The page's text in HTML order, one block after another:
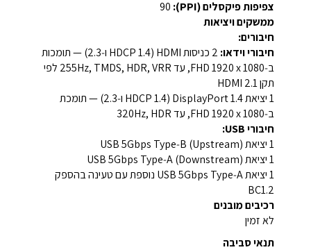
צפיפות פיקסלים (PPI):
ממשקים ויציאות
חיבורים:
חיבורי וידאו:
‎2 כניסות HDMI‎ (‎HDCP 1.4‎ ו‑‎2.3‎) — תומכות
ב‑‎FHD 1920 x 1080‎, עד ‎255Hz‎, ‎TMDS‎, ‎HDR‎, ‎VRR‎ לפי
תקן ‎HDMI 2.1‎
‎1 יציאת ‎DisplayPort 1.4‎ (‎HDCP 1.4‎ ו‑‎2.3‎) — תומכת
ב‑‎FHD 1920 x 1080‎, עד ‎320Hz‎, ‎HDR‎
חיבורי USB:
‎1 יציאת ‎USB 5Gbps Type‑B‎ (Upstream)‎
‎1 יציאת ‎USB 5Gbps Type‑A‎ (Downstream)‎
‎1 יציאת ‎USB 5Gbps Type‑A‎ נוספת עם טעינה בהספק
‎BC1.2‎
רכיבים מובנים
לא זמין
תנאי סביבה